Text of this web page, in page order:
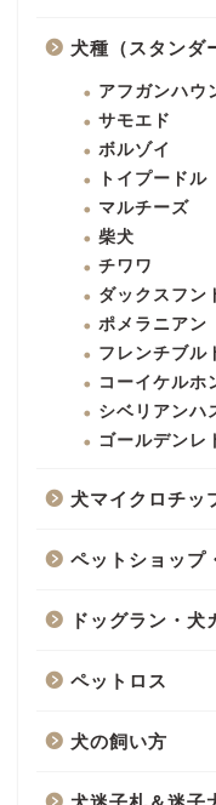
犬種（スタンダ
アフガンハウ
サモエド
ボルゾイ
トイプードル
マルチーズ
柴犬
チワワ
ダックスフン
ポメラニアン
フレンチブル
コーイケルホ
シベリアンハ
ゴールデンレ
犬マイクロチッ
ペットショップ
ドッグラン・犬
ペットロス
犬の飼い方